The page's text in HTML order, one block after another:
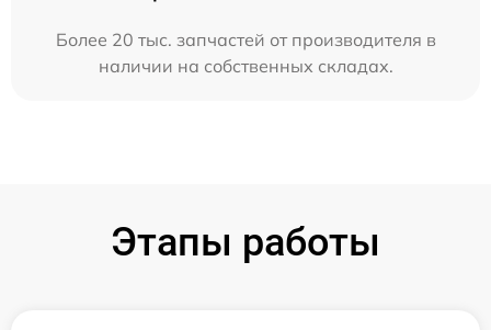
Более 20 тыс. запчастей от производителя в
наличии на собственных складах.
Этапы работы